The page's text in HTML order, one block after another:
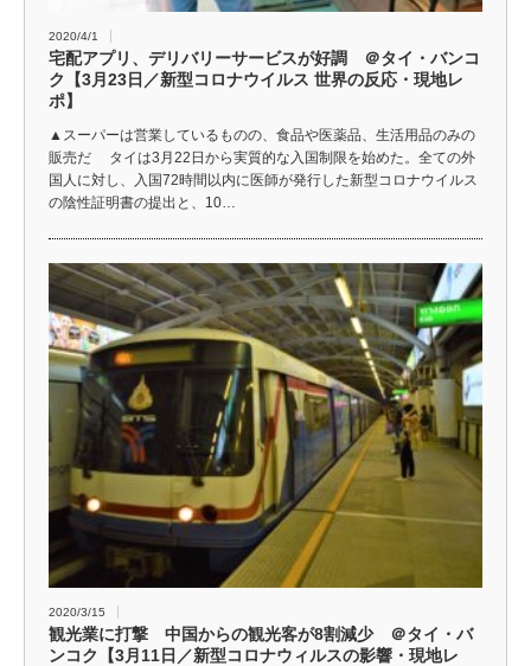
2020/4/1
宅配アプリ、デリバリーサービスが好調 ＠タイ・バンコ
ク【3月23日／新型コロナウイルス 世界の反応・現地レ
ポ】
▲スーパーは営業しているものの、食品や医薬品、生活用品のみの
販売だ タイは3月22日から実質的な入国制限を始めた。全ての外
国人に対し、入国72時間以内に医師が発行した新型コロナウイルス
の陰性証明書の提出と、10…
2020/3/15
観光業に打撃 中国からの観光客が8割減少 ＠タイ・バ
ンコク【3月11日／新型コロナウィルスの影響・現地レ